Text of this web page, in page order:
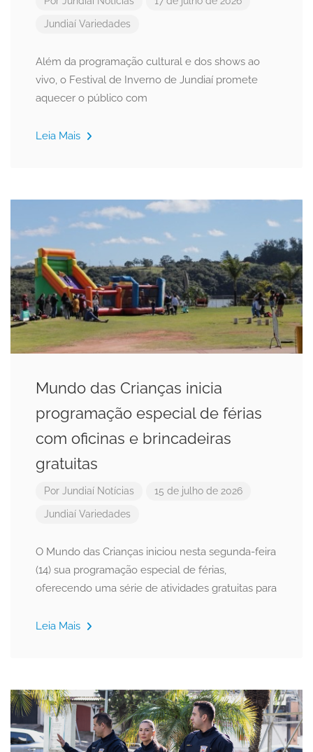
Jundiaí Variedades
Além da programação cultural e dos shows ao
vivo, o Festival de Inverno de Jundiaí promete
aquecer o público com
Leia Mais
Mundo das Crianças inicia
programação especial de férias
com oficinas e brincadeiras
gratuitas
Por Jundiaí Notícias 15 de julho de 2026
Jundiaí Variedades
O Mundo das Crianças iniciou nesta segunda-feira
(14) sua programação especial de férias,
oferecendo uma série de atividades gratuitas para
Leia Mais